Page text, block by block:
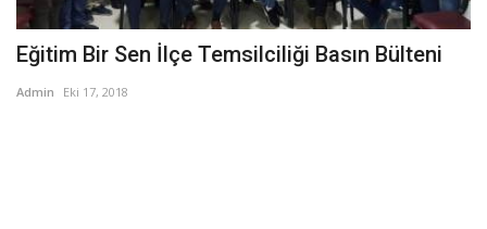
Eğitim Bir Sen İlçe Temsilciliği Basın Bülteni
Admin Eki 17, 2018